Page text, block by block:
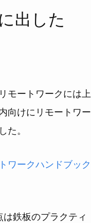
出した
モートワークには上
向けにリモートワー
。
ワークハンドブック
鉄板のプラクティ